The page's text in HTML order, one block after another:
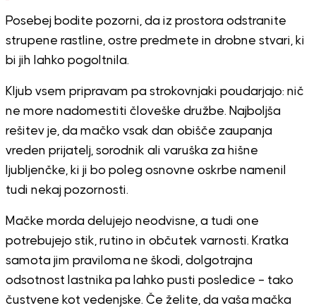
Posebej bodite pozorni, da iz prostora odstranite
strupene rastline, ostre predmete in drobne stvari, ki
bi jih lahko pogoltnila.
Kljub vsem pripravam pa strokovnjaki poudarjajo: nič
ne more nadomestiti človeške družbe. Najboljša
rešitev je, da mačko vsak dan obišče zaupanja
vreden prijatelj, sorodnik ali varuška za hišne
ljubljenčke, ki ji bo poleg osnovne oskrbe namenil
tudi nekaj pozornosti.
Mačke morda delujejo neodvisne, a tudi one
potrebujejo stik, rutino in občutek varnosti. Kratka
samota jim praviloma ne škodi, dolgotrajna
odsotnost lastnika pa lahko pusti posledice – tako
čustvene kot vedenjske. Če želite, da vaša mačka